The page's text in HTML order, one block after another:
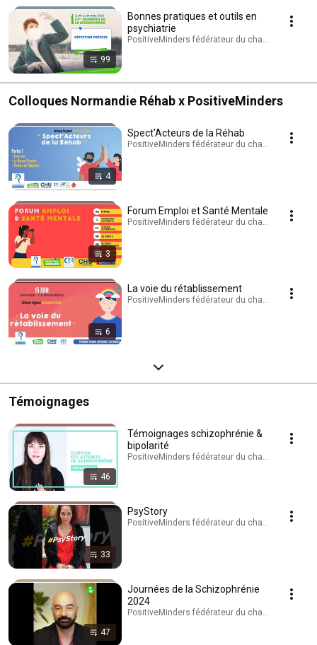
99
Bonnes pratiques et outils en
psychiatrie
PositiveMinders fédérateur du changement de
Colloques Normandie Réhab x PositiveMinders
4
Spect'Acteurs de la Réhab
PositiveMinders fédérateur du changement de
3
Forum Emploi et Santé Mentale
PositiveMinders fédérateur du changement de
6
La voie du rétablissement
PositiveMinders fédérateur du changement de
Témoignages
46
Témoignages schizophrénie &
bipolarité
PositiveMinders fédérateur du changement de
33
PsyStory
PositiveMinders fédérateur du changement de
47
Journées de la Schizophrénie
2024
PositiveMinders fédérateur du changement de